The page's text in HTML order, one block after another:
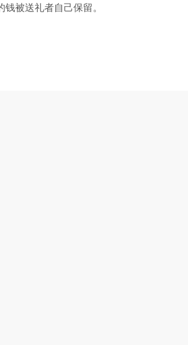
被送礼者自己保留。